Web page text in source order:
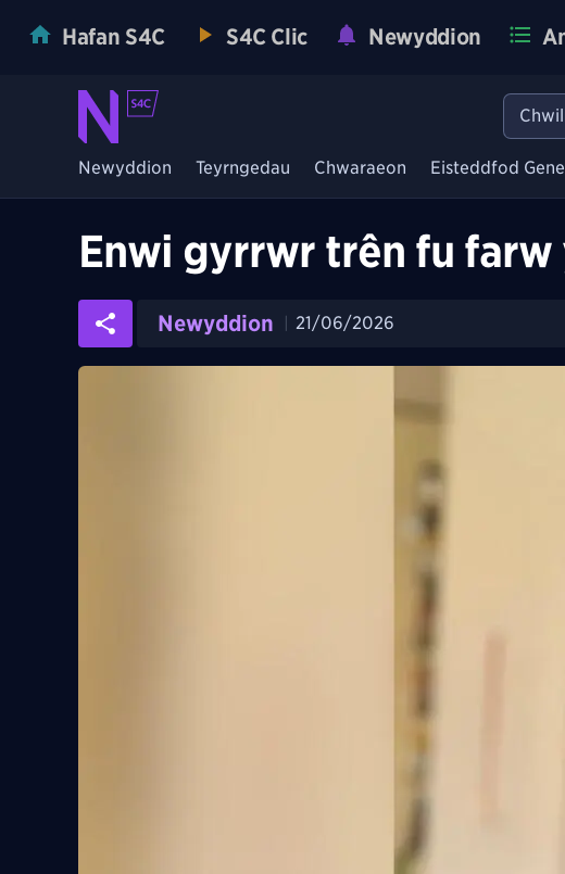
Hafan S4C S4C Clic Newyddion
Newyddion Teyrngedau Chwaraeon Eisteddfod
Enwi gyrrwr trên fu
Newyddion 21/06/2026